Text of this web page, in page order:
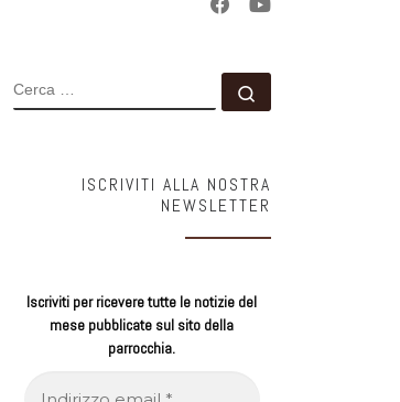
CERCA
ISCRIVITI ALLA NOSTRA
NEWSLETTER
Iscriviti per ricevere tutte le notizie del
mese pubblicate sul sito della
parrocchia.